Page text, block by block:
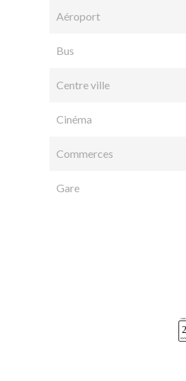
Aéroport
Bus
Centre ville
Cinéma
Commerces
Gare